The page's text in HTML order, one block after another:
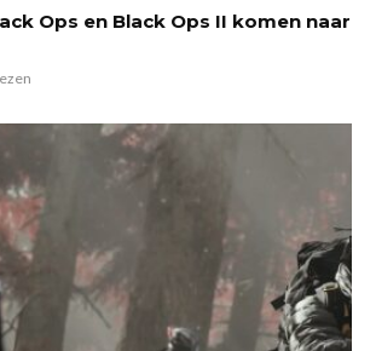
Ops en Black Ops II komen naar